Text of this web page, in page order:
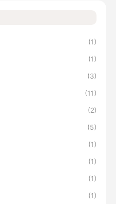
(1)
(1)
(3)
(11)
(2)
(5)
(1)
(1)
(1)
(1)